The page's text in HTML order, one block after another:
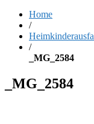
Home
/
/
_MG_2584
_MG_2584